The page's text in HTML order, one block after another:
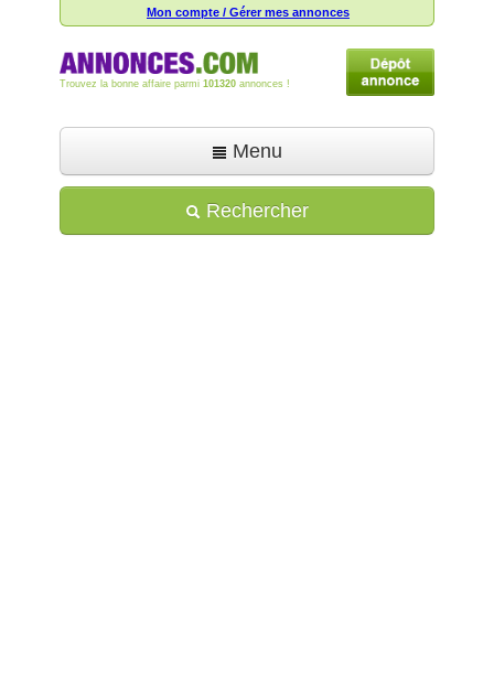
Mon compte / Gérer mes annonces
Trouvez la bonne affaire parmi 101320 annonces !
Menu
Déposer une annonce
Rechercher